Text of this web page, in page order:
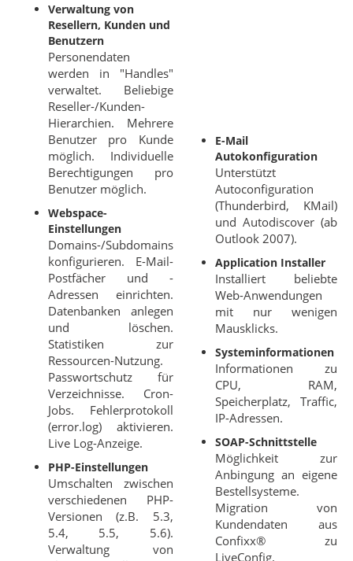
Verwaltung von
Resellern, Kunden und
Benutzern
Personendaten
werden in "Handles"
verwaltet. Beliebige
Reseller-/Kunden-
Hierarchien. Mehrere
Benutzer pro Kunde
möglich. Individuelle
Berechtigungen pro
Benutzer möglich.
Webspace-
Einstellungen
Domains-/Subdomains
konfigurieren. E-Mail-
Postfächer und -
Adressen einrichten.
Datenbanken anlegen
und löschen.
Statistiken zur
Ressourcen-Nutzung.
Passwortschutz für
Verzeichnisse. Cron-
Jobs. Fehlerprotokoll
(error.log) aktivieren.
Live Log-Anzeige.
PHP-Einstellungen
Umschalten zwischen
verschiedenen PHP-
Versionen (z.B. 5.3,
5.4, 5.5, 5.6).
Verwaltung von
E-Mail
Autokonfiguration
Unterstützt
Autoconfiguration
(Thunderbird, KMail)
und Autodiscover (ab
Outlook 2007).
Application Installer
Installiert beliebte
Web-Anwendungen
mit nur wenigen
Mausklicks.
Systeminformationen
Informationen zu
CPU, RAM,
Speicherplatz, Traffic,
IP-Adressen.
SOAP-Schnittstelle
Möglichkeit zur
Anbingung an eigene
Bestellsysteme.
Migration von
Kundendaten aus
Confixx® zu
LiveConfig.